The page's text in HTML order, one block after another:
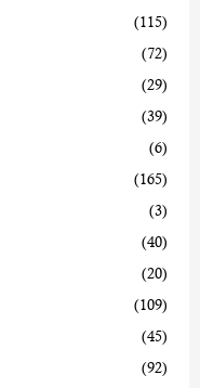
(115)
(72)
(29)
(39)
(6)
(165)
(3)
(40)
(20)
(109)
(45)
(92)